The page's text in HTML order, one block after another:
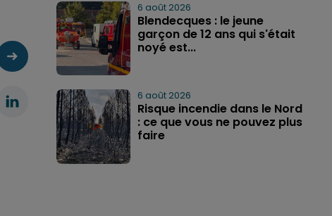
6 août 2026
Blendecques : le jeune
garçon de 12 ans qui s'était
noyé est...
6 août 2026
Risque incendie dans le Nord
: ce que vous ne pouvez plus
faire